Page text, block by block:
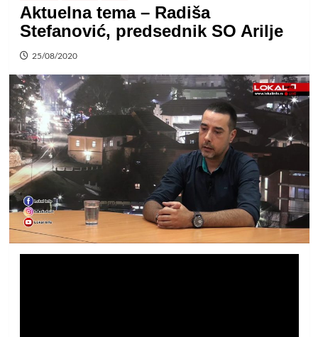
Aktuelna tema – Radiša
Stefanović, predsednik SO Arilje
25/08/2020